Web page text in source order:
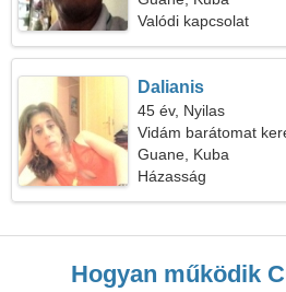
Valódi kapcsolat
Dalianis
45 év, Nyilas
Vidám barátomat
Guane, Kuba
Házasság
Hogyan működik